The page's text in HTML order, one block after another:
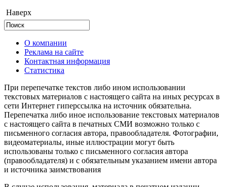
Наверх
О компании
Реклама на сайте
Контактная информация
Статистика
При перепечатке текстов либо ином использовании
текстовых материалов с настоящего сайта на иных ресурсах в
сети Интернет гиперссылка на источник обязательна.
Перепечатка либо иное использование текстовых материалов
с настоящего сайта в печатных СМИ возможно только с
письменного согласия автора, правообладателя. Фотографии,
видеоматериалы, иные иллюстрации могут быть
использованы только с письменного согласия автора
(правообладателя) и с обязательным указанием имени автора
и источника заимствования